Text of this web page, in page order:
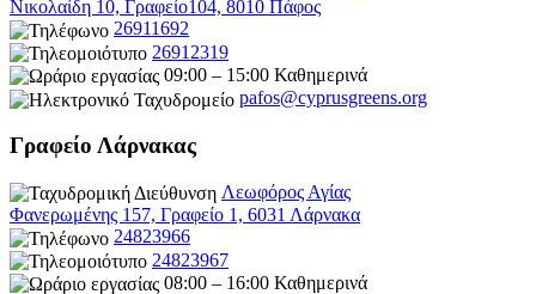
Νικολαίδη 10, Γραφείο104, 8010 Πάφος
26911692
26912319
09:00 – 15:00 Καθημερινά
pafos@cyprusgreens.org
Γραφείο Λάρνακας
Λεωφόρος Αγίας
Φανερωμένης 157, Γραφείο 1, 6031 Λάρνακα
24823966
24823967
08:00 – 16:00 Καθημερινά